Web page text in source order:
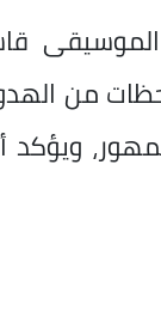
الموسيقى
من
ويؤكد